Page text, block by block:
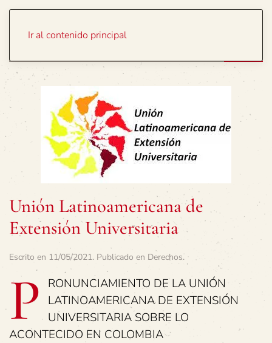
Ir al contenido principal
Unión Latinoamericana de
Extensión Universitaria
Escrito en 11/05/2021. Publicado en Derechos.
P
RONUNCIAMIENTO DE LA UNIÓN
LATINOAMERICANA DE EXTENSIÓN
UNIVERSITARIA SOBRE LO
ACONTECIDO EN COLOMBIA